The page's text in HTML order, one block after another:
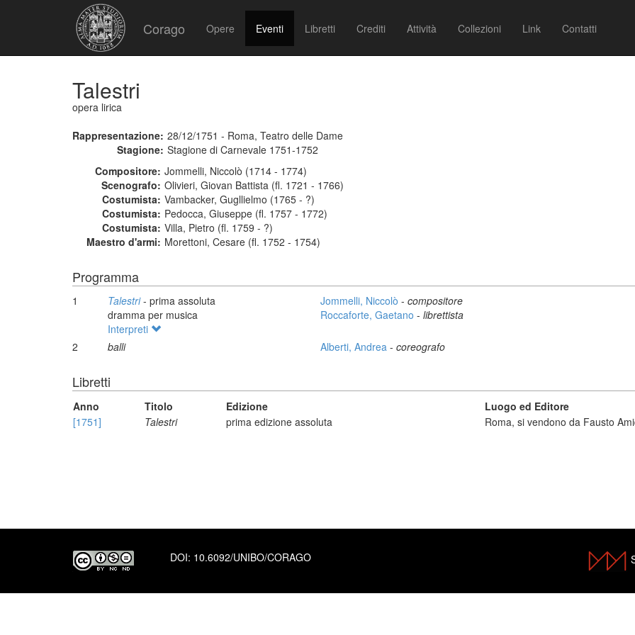
Corago Opere Eventi Libretti Crediti Attività Collezioni Link Contatti
Talestri
opera lirica
Rappresentazione: 28/12/1751 - Roma, Teatro delle Dame
Stagione: Stagione di Carnevale 1751-1752
Compositore: Jommelli, Niccolò (1714 - 1774)
Scenografo: Olivieri, Giovan Battista (fl. 1721 - 1766)
Costumista: Vambacker, Gugllielmo (1765 - ?)
Costumista: Pedocca, Giuseppe (fl. 1757 - 1772)
Costumista: Villa, Pietro (fl. 1759 - ?)
Maestro d'armi: Morettoni, Cesare (fl. 1752 - 1754)
Programma
1 Talestri- prima assoluta
dramma per musica
Jommelli, Niccolò - compositore
Roccaforte, Gaetano - librettista
Interpreti
2
balli Alberti, Andrea - coreografo
Libretti
Anno Titolo Edizione
Luogo ed Editore
[1751]
Talestri prima edizione assoluta Roma, si vendono da Fausto
DOI: 10.6092/UNIBO/CORAGO